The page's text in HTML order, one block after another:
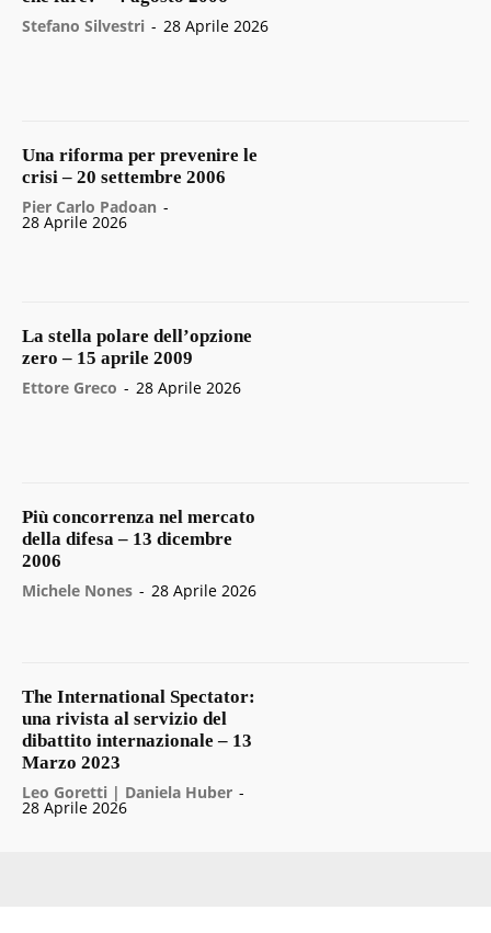
Stefano Silvestri - 28 Aprile 2026
Una riforma per prevenire le
crisi – 20 settembre 2006
Pier Carlo Padoan -
28 Aprile 2026
La stella polare dell’opzione
zero – 15 aprile 2009
Ettore Greco - 28 Aprile 2026
Più concorrenza nel mercato
della difesa – 13 dicembre
2006
Michele Nones - 28 Aprile 2026
The International Spectator:
una rivista al servizio del
dibattito internazionale – 13
Marzo 2023
Leo Goretti | Daniela Huber -
28 Aprile 2026